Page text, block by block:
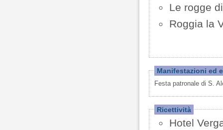
Le rogge
Roggia la
Manifestazioni ed
Festa patronale di S.
Ricettività
Hotel